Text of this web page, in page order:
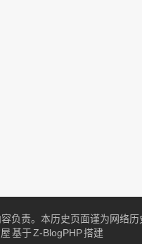
负责。本历史页面谨为网络
基于Z-BlogPHP搭建